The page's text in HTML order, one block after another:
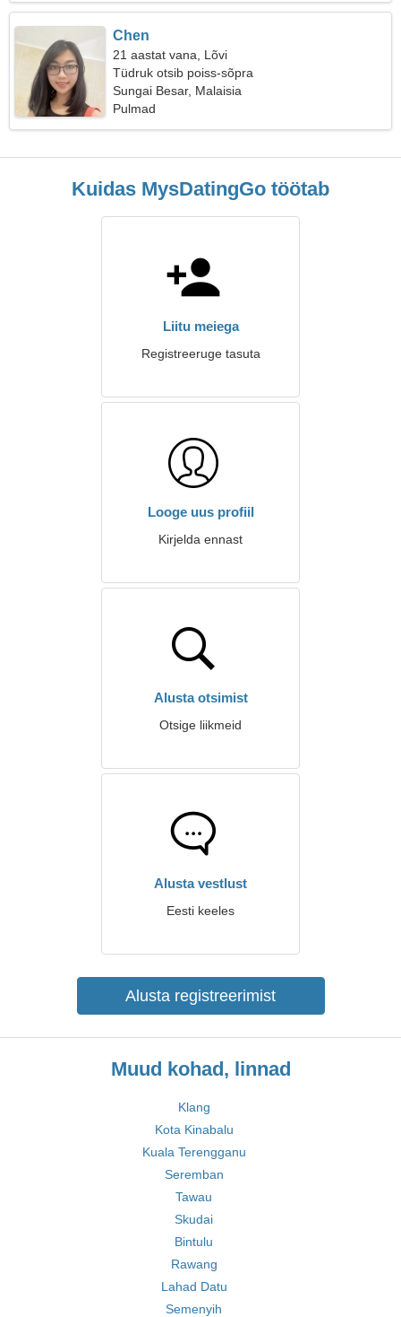
Chen
21 aastat vana, Lõvi
Tüdruk otsib poiss-sõpra
Sungai Besar, Malaisia
Pulmad
Kuidas MysDatingGo töötab
Liitu meiega
Registreeruge tasuta
Looge uus profiil
Kirjelda ennast
Alusta otsimist
Otsige liikmeid
Alusta vestlust
Eesti keeles
Alusta registreerimist
Muud kohad, linnad
Klang
Kota Kinabalu
Kuala Terengganu
Seremban
Tawau
Skudai
Bintulu
Rawang
Lahad Datu
Semenyih